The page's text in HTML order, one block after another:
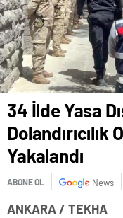
34 İlde Yasa
Yakalandı
ABONE OL News
ANKARA / TEKHA